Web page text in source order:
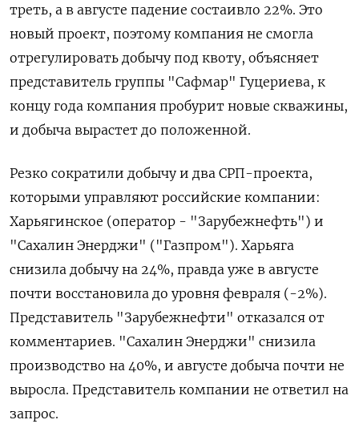
треть, а в августе падение состаивло 22%. Это
новый проект, поэтому компания не смогла
отрегулировать добычу под квоту, объясняет
представитель группы "Сафмар" Гуцериева, к
концу года компания пробурит новые скважины,
и добыча вырастет до положенной.
Резко сократили добычу и два СРП-проекта,
которыми управляют российские компании:
Харьягинское (оператор - "Зарубежнефть") и
"Сахалин Энерджи" ("Газпром"). Харьяга
снизила добычу на 24%, правда уже в августе
почти восстановила до уровня февраля (-2%).
Представитель "Зарубежнефти" отказался от
комментариев. "Сахалин Энерджи" снизила
производство на 40%, и августе добыча почти не
выросла. Представитель компании не ответил на
запрос.